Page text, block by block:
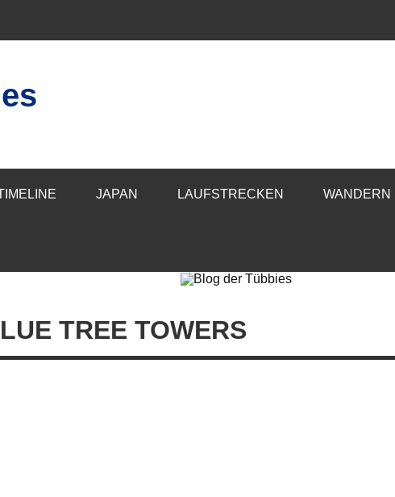
JAPAN LAUFSTRECKEN WANDERN
TREE TOWERS